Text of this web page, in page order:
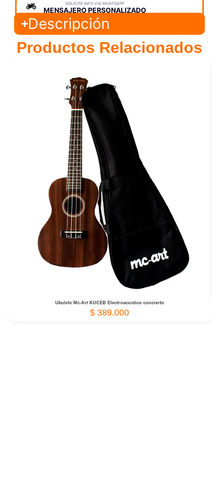
SOLICITA INFO VIA WHATSAPP
MENSAJERO PERSONALIZADO
Descripción
Productos Relacionados
Ukulele Mc-Art KUCEB Electroacustico concierto
$ 389.000